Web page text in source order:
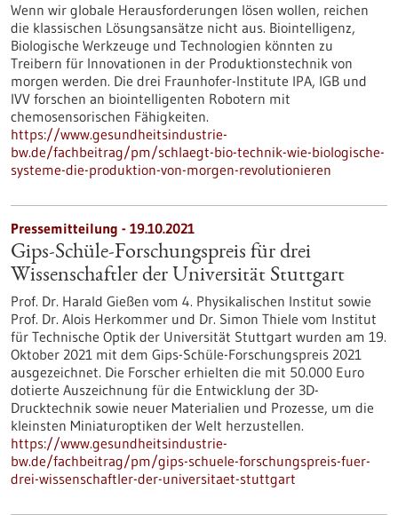
Wenn wir globale Herausforderungen lösen wollen, reichen
die klassischen Lösungsansätze nicht aus. Biointelligenz,
Biologische Werkzeuge und Technologien könnten zu
Treibern für Innovationen in der Produktionstechnik von
morgen werden. Die drei Fraunhofer-Institute IPA, IGB und
IVV forschen an biointelligenten Robotern mit
chemosensorischen Fähigkeiten.
https://www.gesundheitsindustrie-
bw.de/fachbeitrag/pm/schlaegt-bio-technik-wie-biologische-
systeme-die-produktion-von-morgen-revolutionieren
Pressemitteilung - 19.10.2021
Gips-Schüle-Forschungspreis für drei
Wissenschaftler der Universität Stuttgart
Prof. Dr. Harald Gießen vom 4. Physikalischen Institut sowie
Prof. Dr. Alois Herkommer und Dr. Simon Thiele vom Institut
für Technische Optik der Universität Stuttgart wurden am 19.
Oktober 2021 mit dem Gips-Schüle-Forschungspreis 2021
ausgezeichnet. Die Forscher erhielten die mit 50.000 Euro
dotierte Auszeichnung für die Entwicklung der 3D-
Drucktechnik sowie neuer Materialien und Prozesse, um die
kleinsten Miniaturoptiken der Welt herzustellen.
https://www.gesundheitsindustrie-
bw.de/fachbeitrag/pm/gips-schuele-forschungspreis-fuer-
drei-wissenschaftler-der-universitaet-stuttgart